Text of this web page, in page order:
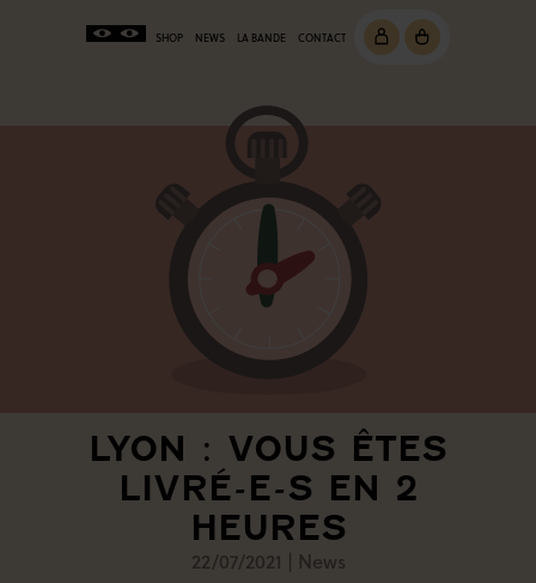
SHOP NEWS LA BANDE CONTACT
LYON : VOUS ÊTES
LIVRÉ-E-S EN 2
HEURES
22/07/2021 | News